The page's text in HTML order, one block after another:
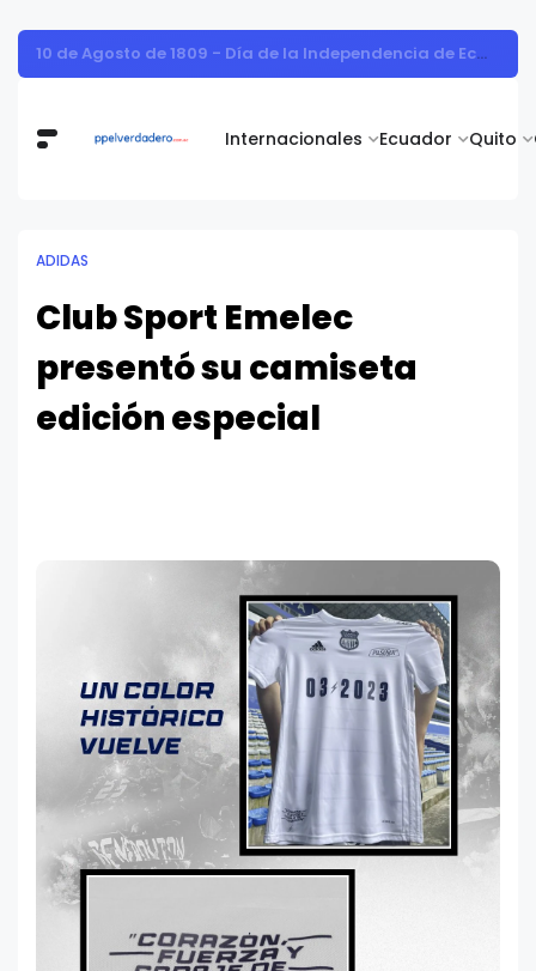
Internacionales Ecuador Quito
Vita Alimentos destaca el trabajo del campo como el primer paso hacia productos de excelencia.
ADIDAS
Club Sport Emelec
presentó su camiseta
edición especial